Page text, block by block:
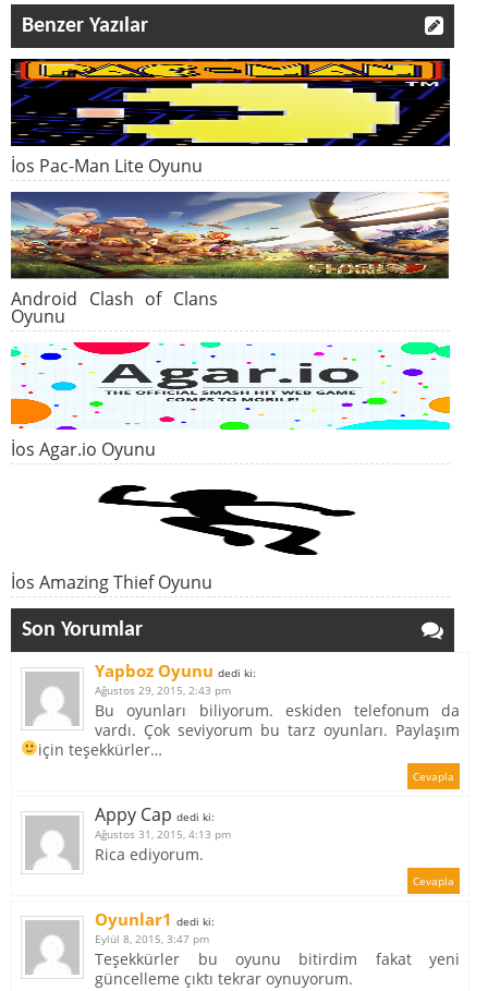
Benzer Yazılar
İos Pac-Man Lite Oyunu
Android Clash of Clans
Oyunu
İos Agar.io Oyunu
İos Amazing Thief Oyunu
Son Yorumlar
Yapboz Oyunu dedi ki:
Ağustos 29, 2015, 2:43 pm
Bu oyunları biliyorum. eskiden telefonum da
vardı. Çok seviyorum bu tarz oyunları. Paylaşım
için teşekkürler…
Cevapla
Appy Cap dedi ki:
Ağustos 31, 2015, 4:13 pm
Rica ediyorum.
Cevapla
Oyunlar1 dedi ki:
Eylül 8, 2015, 3:47 pm
Teşekkürler bu oyunu bitirdim fakat yeni
güncelleme çıktı tekrar oynuyorum.